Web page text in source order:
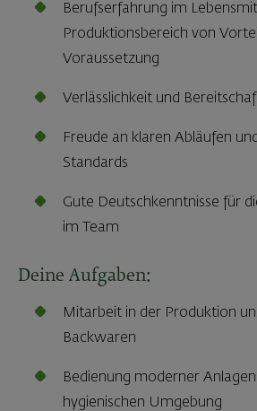
Berufserfahrung im
Produktionsbereich von
Voraussetzung
Verlässlichkeit und
Freude an klaren Abläufen
Standards
Gute Deutschkenntnisse für
im Team
Deine Aufgaben:
Mitarbeit in der Produktion
Backwaren
Bedienung moderner
hygienischen Umgebung